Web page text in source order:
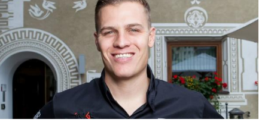
Untermenü
Untermenü
Untermenü
Untermenü